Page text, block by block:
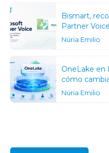
Bismart,
Partner Voice
Núria Emilio
OneLake en
cómo
Núria Emilio